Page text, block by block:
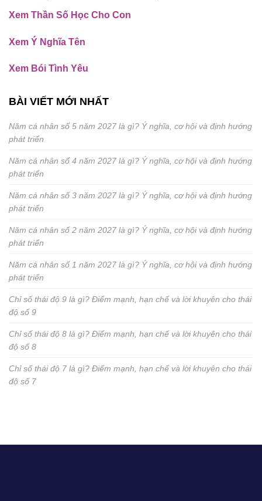
Xem Thần Số Học Cho Con
Xem Ý Nghĩa Tên
Xem Bói Tình Yêu
BÀI VIẾT MỚI NHẤT
Năm cá nhân số 5 năm 2027 là gì? Ý nghĩa, cơ hội và định hướng
phát triển
Năm cá nhân số 4 năm 2027 là gì? Ý nghĩa, cơ hội và định hướng
phát triển
Năm cá nhân số 3 năm 2027 là gì? Ý nghĩa, cơ hội và định hướng
phát triển
Năm cá nhân số 2 năm 2027 là gì? Ý nghĩa, cơ hội và định hướng
phát triển
Năm cá nhân số 1 năm 2027 là gì? Ý nghĩa, cơ hội và định hướng
phát triển
Chỉ số thái độ 9 là gì? Điểm mạnh, hạn chế và lời khuyên cho thái
độ số 9
Chỉ số thái độ 8 là gì? Điểm mạnh, hạn chế và lời khuyên cho thái
độ số 8
Chỉ số thái độ 7 là gì? Điểm mạnh, hạn chế và lời khuyên cho thái
độ số 7